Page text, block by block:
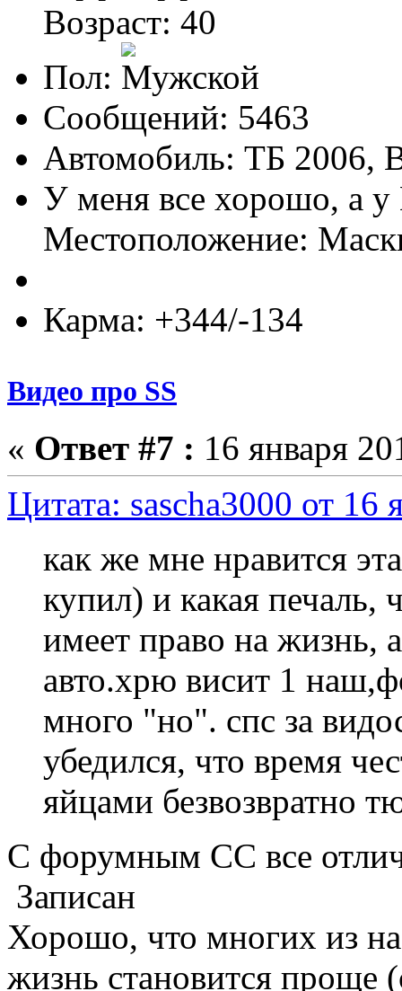
Возраст: 40
Пол:
Сообщений: 5463
Автомобиль: ТБ 2006,
У меня все хорошо, а у
Местоположение:
Карма: +344/-134
Видео про SS
« Ответ #7 : 16 января
Цитата: sascha3000 от 16
как же мне нравится
купил) и какая печаль,
имеет право на жизнь,
авто.хрю висит 1
много "но". спс за
убедился, что время
яйцами безвозвратно
С форумным СС все
Записан
Хорошо, что многих из
жизнь становится проще